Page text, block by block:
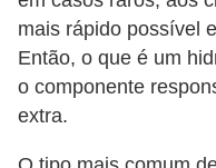
mais rápido possível
Então, o que é um
o componente
extra.
o
d
e
a